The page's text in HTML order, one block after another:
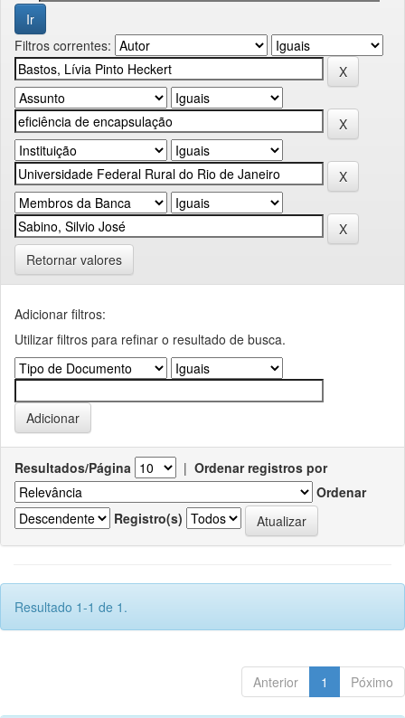
Filtros correntes:
Retornar valores
Adicionar filtros:
Utilizar filtros para refinar o resultado de busca.
Resultados/Página | Ordenar registros por
Ordenar
Registro(s)
Resultado 1-1 de 1.
Anterior 1 Póximo